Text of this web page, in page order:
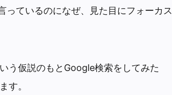
っているのになぜ、見た目にフォーカス
う仮説のもとGoogle検索をしてみた
す。